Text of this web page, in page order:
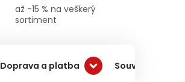
až -15 % na veškerý
sortiment
Doprava a platba Související